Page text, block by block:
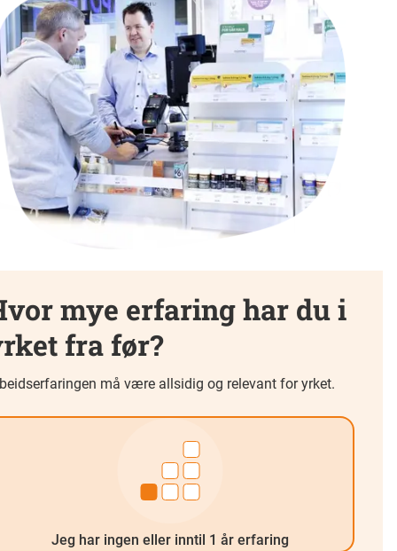
mye erfaring har du i
fra før?
må være allsidig og relevant for yrket.
Jeg har ingen eller inntil 1 år erfaring